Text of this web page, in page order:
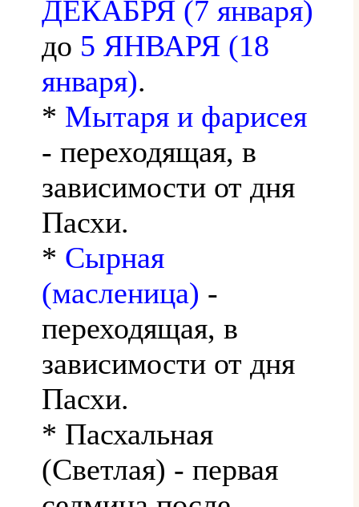
ДЕКАБРЯ (7 января)
до 5 ЯНВАРЯ (18
января).
* Мытаря и фарисея
- переходящая, в
зависимости от дня
Пасхи.
* Сырная
(масленица) -
переходящая, в
зависимости от дня
Пасхи.
* Пасхальная
(Светлая) - первая